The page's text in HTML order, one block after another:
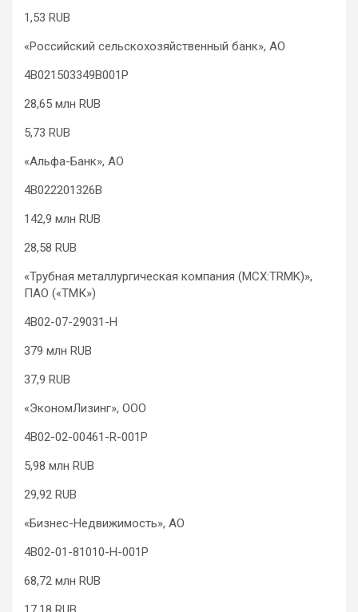
1,53 RUB
«Российский сельскохозяйственный банк», АО
4B021503349B001P
28,65 млн RUB
5,73 RUB
«Альфа-Банк», АО
4B022201326B
142,9 млн RUB
28,58 RUB
«Трубная металлургическая компания (MCX:TRMK)»,
ПАО («ТМК»)
4B02-07-29031-H
379 млн RUB
37,9 RUB
«ЭкономЛизинг», ООО
4B02-02-00461-R-001P
5,98 млн RUB
29,92 RUB
«Бизнес-Недвижимость», АО
4B02-01-81010-H-001P
68,72 млн RUB